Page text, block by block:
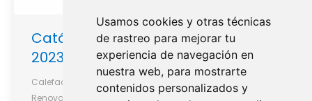
Usamos cookies y otras técnicas
de rastreo para mejorar tu
experiencia de navegación en
nuestra web, para mostrarte
contenidos personalizados y
Catálogo tarifa Termoclub solar
2023
Calefacción Catálogos Instrumentación Renovables
Renovables
Termoclub Termoclub